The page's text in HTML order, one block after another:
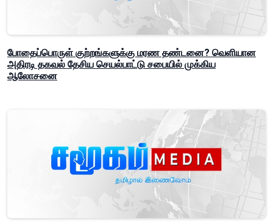
போதைப்பொருள் குற்றங்களுக்கு மரண தண்டனை? வெளியான
அதிரடி தகவல் தேசிய செயல்பாட்டு சபையில் முக்கிய
ஆலோசனை